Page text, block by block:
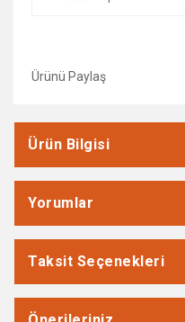
Ürünü Paylaş
Ürün Bilgisi
Yorumlar
Taksit Seçenekleri